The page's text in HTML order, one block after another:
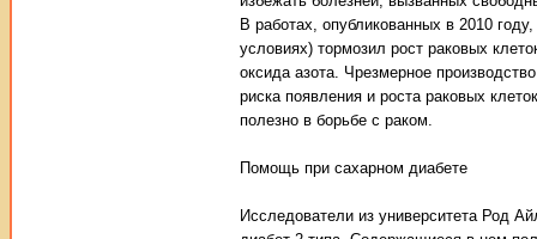
В работах, опубликованных в 2010
условиях) тормозил рост раковых
оксида азота. Чрезмерное
риска появления и роста раковых
полезно в борьбе с раком.
Помощь при сахарном диабете
Исследователи из университета Род